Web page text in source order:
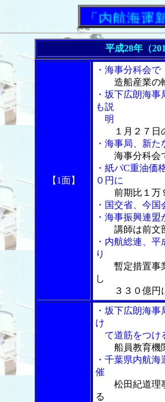
「内航海運新聞
平成28年（
【1面】
・海事分科会
造船産業の
・坂下広朗海
も説
明
１月２７
・海事局、新
海事分科会
・紙パC重油価
０円に
前期比１万
・国交省、今
・海事振興連
講師は前文
・内航総連、
り
暫定措置事
し
３３０億円
・坂下広朗海
け
て道筋をつけ
船員教育機
・千葉県内航
催
松田紀道理
る